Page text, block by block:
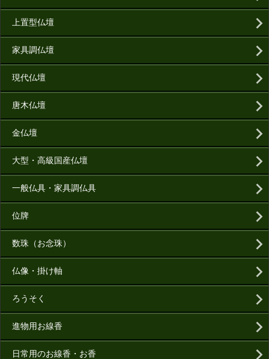
上置型仏壇
家具調仏壇
現代仏壇
唐木仏壇
金仏壇
大型・高級国産仏壇
一般仏具・家具調仏具
位牌
数珠（お念珠）
仏像・掛け軸
ろうそく
進物用お線香
日常用のお線香・お香